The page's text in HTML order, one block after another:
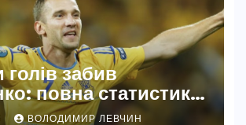
голів забив
повна статистика
ВОЛОДИМИР ЛЕВЧИН